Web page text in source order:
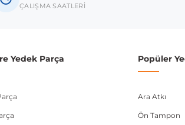
önce OEM numarası veya şasi numarası
ÇALIŞMA SAATLERİ
Yedek Parça Popüler
Ara Atkı
Ön Tampon